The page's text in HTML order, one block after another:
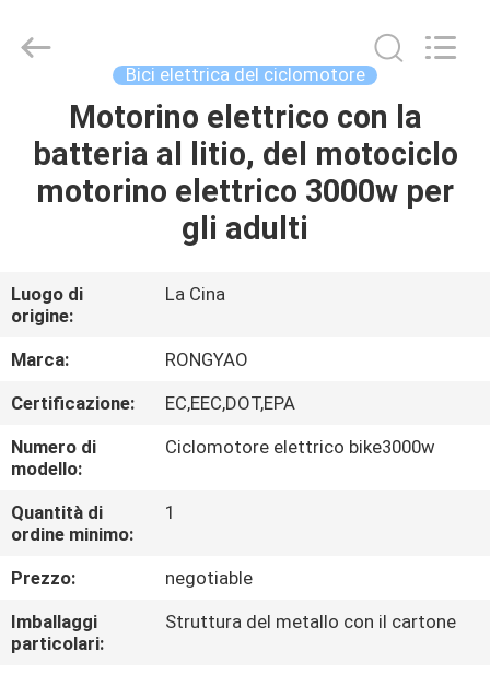
CASA
PRODOTTI
NOI
GIRO
DELLA
FABBRICA
CONTROLLO
DI
QUALITÀ
CONTATTICI
Rongyao
Vehicle
Bici elettrica del ciclomotore
Motorino elettrico con la
batteria al litio, del motociclo
motorino elettrico 3000w per
gli adulti
Luogo di
origine:
La Cina
Marca:
RONGYAO
Certificazione:
EC,EEC,DOT,EPA
Numero di
modello:
Ciclomotore elettrico bike3000w
Quantità di
ordine minimo:
1
Prezzo:
negotiable
Imballaggi
particolari:
Struttura del metallo con il cartone